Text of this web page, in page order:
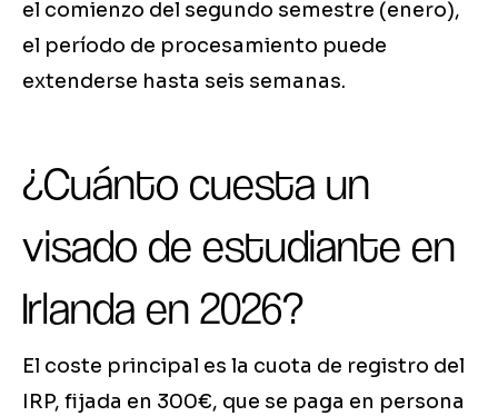
el comienzo del segundo semestre (enero),
el período de procesamiento puede
extenderse hasta seis semanas.
¿Cuánto cuesta un
visado de estudiante en
Irlanda en 2026?
El coste principal es la cuota de registro del
IRP, fijada en 300€, que se paga en persona